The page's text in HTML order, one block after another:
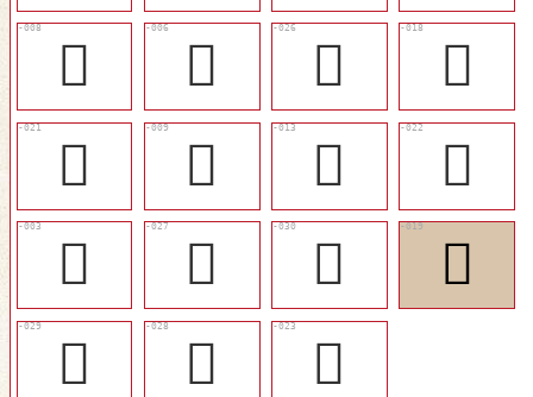
󴶙
󴶗 󴶪
󴶣
󴶦
󴶚 󴶞
󴶧
𢨑
󴶫 󴶮
󴶤
󴶭
󴶬 󴶨